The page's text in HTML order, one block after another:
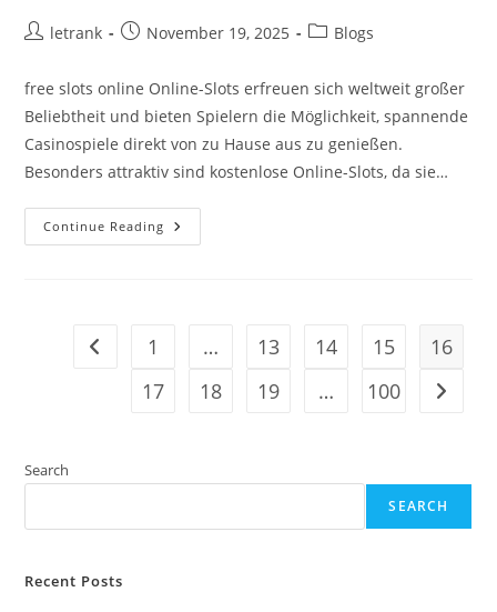
Postletrank
PostNovember 19, 2025
PostBlogs
free slots online Online-Slots erfreuen sich weltweit großer
Beliebtheit und bieten Spielern die Möglichkeit, spannende
Casinospiele direkt von zu Hause aus zu genießen.
Besonders attraktiv sind kostenlose Online-Slots, da sie…
Continue Reading Top
Free
Go to the previous page
1 … 13 14 15
16
17
18 19 … 100 Go to
Search
SEARCH
Recent Posts